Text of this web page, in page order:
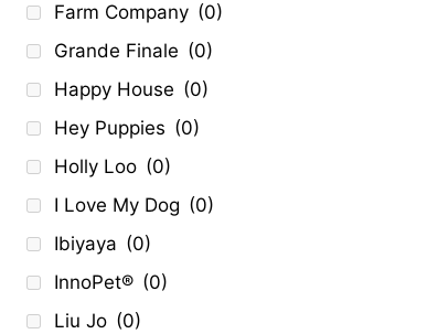
Farm Company (0)
Grande Finale (0)
Happy House (0)
Hey Puppies (0)
Holly Loo (0)
I Love My Dog (0)
Ibiyaya (0)
InnoPet® (0)
Liu Jo (0)